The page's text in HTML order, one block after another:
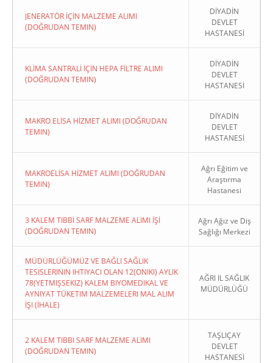
JENERATÖR İÇİN MALZEME ALIMI
(DOĞRUDAN TEMIN)
DİYADİN
DEVLET
HASTANESİ
KLİMA SANTRALİ İÇİN HEPA FİLTRE ALIMI
(DOĞRUDAN TEMIN)
DİYADİN
DEVLET
HASTANESİ
MAKRO ELİSA HİZMET ALIMI (DOĞRUDAN
TEMIN)
DİYADİN
DEVLET
HASTANESİ
MAKROELİSA HİZMET ALIMI (DOĞRUDAN
TEMIN)
Ağrı Eğitim ve
Araştırma
Hastanesi
3 KALEM TIBBİ SARF MALZEME ALIMI İŞİ
(DOĞRUDAN TEMIN)
Ağrı Ağız ve Diş
Sağlığı Merkezi
MÜDÜRLÜĞÜMÜZ VE BAĞLI SAĞLIK
TESISLERININ IHTIYACI OLAN 12(ONIKI) AYLIK
78(YETMIŞSEKIZ) KALEM BIYOMEDIKAL VE
AYNIYAT TÜKETIM MALZEMELERI MAL ALIM
İŞI (İHALE)
AĞRI İL SAĞLIK
MÜDÜRLÜĞÜ
2 KALEM TIBBI SARF MALZEME ALIMI
(DOĞRUDAN TEMIN)
TAŞLIÇAY
DEVLET
HASTANESİ